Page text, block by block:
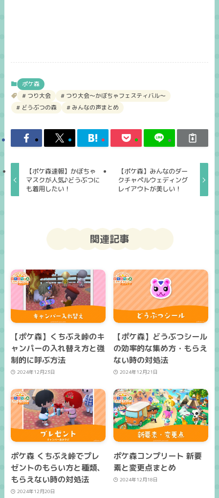
ポケ森
つり大会
つり大会～かぼちゃフェスティバル～
どうぶつの森
みんなの声まとめ
【ポケ森速報】かぼちゃ
マスクが人気♪どうぶつに
も着用したい！
【ポケ森】みんなのダー
クチャペルウェディング
レイアウトが美しい！
関連記事
【ポケ森】くちぶえ峠のキ
ャンパーの入れ替え方と強
制的に呼ぶ方法
2024年12月23日
【ポケ森】どうぶつシール
の効率的な集め方・もらえ
ない時の対処法
2024年12月21日
ポケ森 くちぶえ峠でプレ
ゼントのもらい方と種類、
もらえない時の対処法
2024年12月20日
ポケ森コンプリート 新要
素と変更点まとめ
2024年12月18日